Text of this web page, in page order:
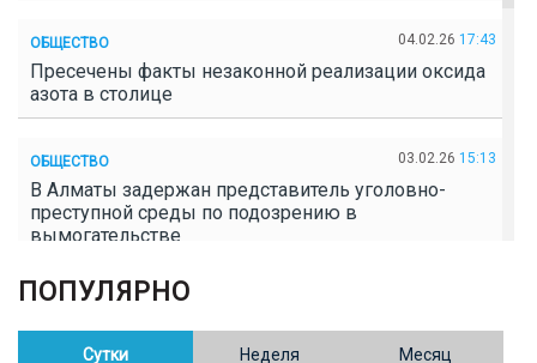
ОБЩЕСТВО 04.02.26 17:43
Пресечены факты незаконной реализации оксида
азота в столице
ОБЩЕСТВО 03.02.26 15:13
В Алматы задержан представитель уголовно-
преступной среды по подозрению в
вымогательстве
ОБЩЕСТВО
Полицейские пресекли незаконное выращивание
конопли в Таразе
ПОПУЛЯРНО
Сутки Неделя Месяц